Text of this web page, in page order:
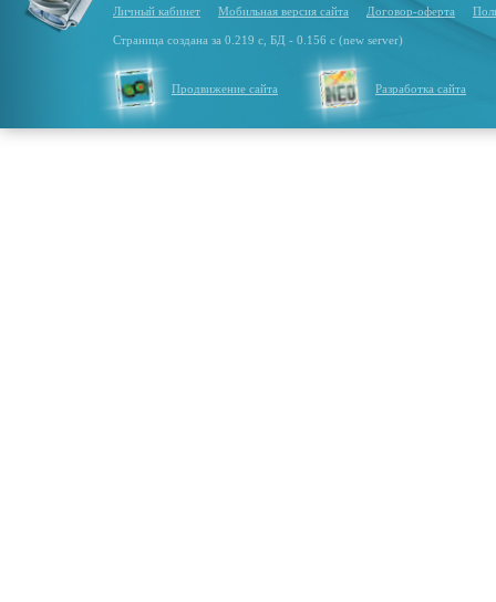
Личный кабинет Мобильная версия сайта Договор-оферта
Страница создана за 0.219 с, БД - 0.156 с (new server)
Продвижение сайта Разработка сайта